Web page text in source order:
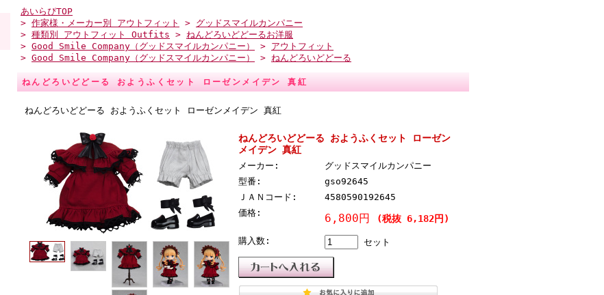
あいらぴTOP
> 作家様・メーカー別 アウトフィット > グッドスマイルカンパニー
> 種類別 アウトフィット Outfits > ねんどろいどどーるお洋服
> Good Smile Company（グッドスマイルカンパニー） > アウトフィット
> Good Smile Company（グッドスマイルカンパニー） > ねんどろいどどーる
ねんどろいどどーる おようふくセット ローゼンメイデン 真紅
ねんどろいどどーる おようふくセット ローゼンメイデン 真紅
ねんどろいどどーる おようふくセット ローゼン
メイデン 真紅
メーカー:
グッドスマイルカンパニー
型番:
gso92645
ＪＡＮコード:
4580590192645
価格:
6,800円 (税抜 6,182円)
購入数: セット